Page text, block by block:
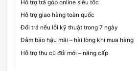
Hỗ trợ trả góp online siêu tốc
Hỗ trợ giao hàng toàn quốc
Đổi trả nếu lỗi kỹ thuật trong 7 ngày
Đảm bảo hậu mãi – hài lòng khi mua hàng
Hỗ trợ thu cũ đổi mới – nâng cấp